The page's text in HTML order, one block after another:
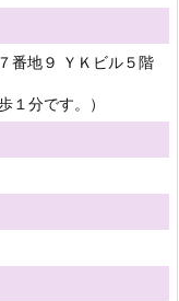
地９ ＹＫビル５階
１分です。）